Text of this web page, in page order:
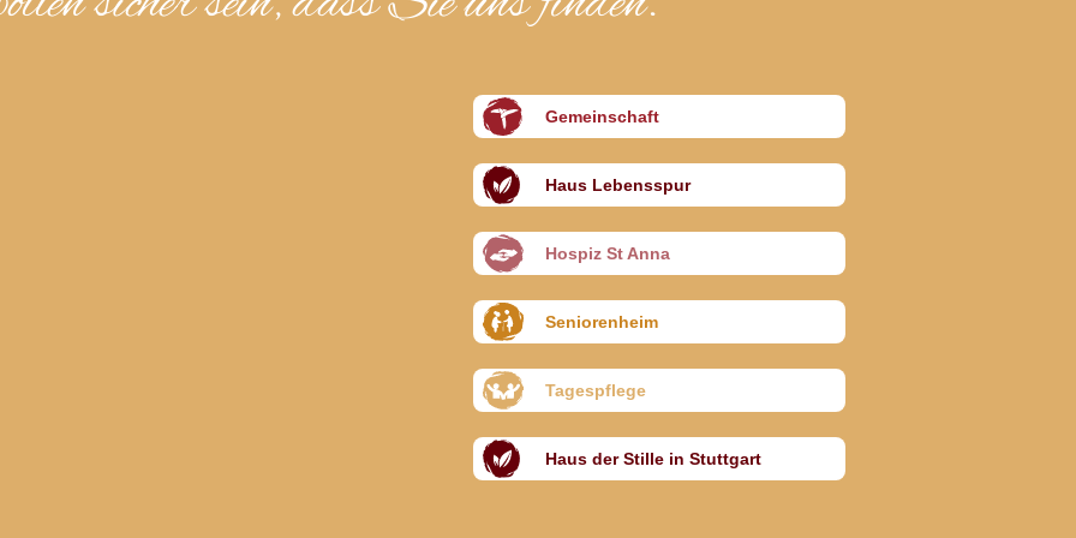
Gemeinschaft
Haus Lebensspur
Hospiz St Anna
Seniorenheim
Tagespflege
Haus der Stille in Stuttgart